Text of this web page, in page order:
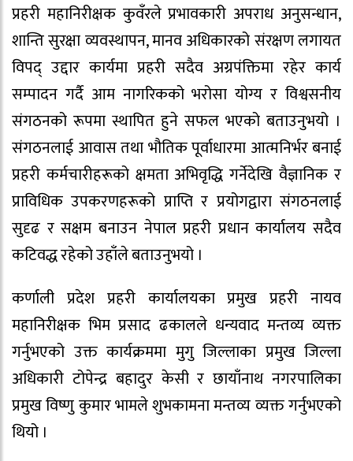
प्रहरी महानिरीक्षक कुवँरले प्रभावकारी अपराध अनुसन्धान,
शान्ति सुरक्षा व्यवस्थापन, मानव अधिकारको संरक्षण लगायत
विपद् उद्दार कार्यमा प्रहरी सदैव अग्रपंक्तिमा रहेर कार्य
सम्पादन गर्दै आम नागरिकको भरोसा योग्य र विश्वसनीय
संगठनको रूपमा स्थापित हुने सफल भएको बताउनुभयो ।
संगठनलाई आवास तथा भौतिक पूर्वाधारमा आत्मनिर्भर बनाई
प्रहरी कर्मचारीहरूको क्षमता अभिवृद्धि गर्नेदेखि वैज्ञानिक र
प्राविधिक उपकरणहरूको प्राप्ति र प्रयोगद्वारा संगठनलाई
सुदृढ र सक्षम बनाउन नेपाल प्रहरी प्रधान कार्यालय सदैव
कटिवद्ध रहेको उहाँले बताउनुभयो ।
कर्णाली प्रदेश प्रहरी कार्यालयका प्रमुख प्रहरी नायव
महानिरीक्षक भिम प्रसाद ढकालले धन्यवाद मन्तव्य व्यक्त
गर्नुभएको उक्त कार्यक्रममा मुगु जिल्लाका प्रमुख जिल्ला
अधिकारी टोपेन्द्र बहादुर केसी र छायाँनाथ नगरपालिका
प्रमुख विष्णु कुमार भामले शुभकामना मन्तव्य व्यक्त गर्नुभएको
थियो ।